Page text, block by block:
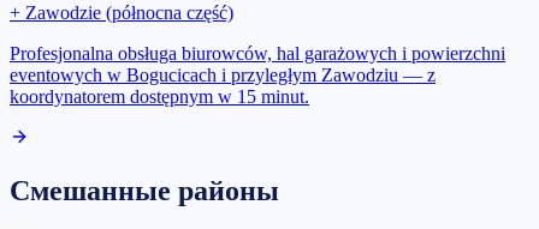
+ Zawodzie (północna część)
Profesjonalna obsługa biurowców, hal garażowych i powierzchni
eventowych w Bogucicach i przyległym Zawodziu — z
koordynatorem dostępnym w 15 minut.
Смешанные районы